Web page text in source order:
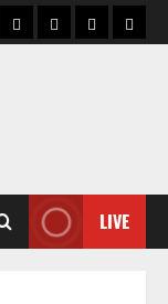
ข่าว
ดูด
ที่
ผู้ชา
LIVE